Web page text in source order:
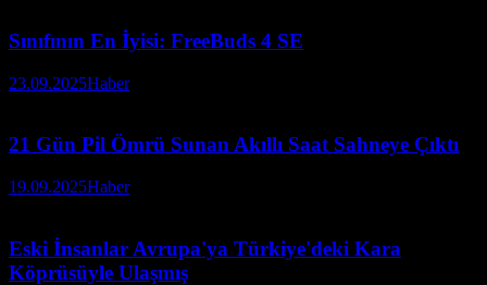
Sınıfının En İyisi: FreeBuds 4 SE
23.09.2025Haber
21 Gün Pil Ömrü Sunan Akıllı Saat Sahneye Çıktı
19.09.2025Haber
Eski İnsanlar Avrupa'ya Türkiye'deki Kara
Köprüsüyle Ulaşmış